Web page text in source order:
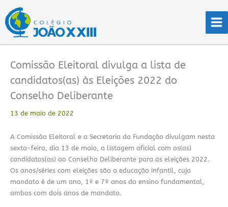
para
conteúdo
Comissão Eleitoral divulga a lista de
candidatos(as) às Eleições 2022 do
Conselho Deliberante
13 de maio de 2022
A Comissão Eleitoral e a Secretaria da Fundação divulgam nesta
sexta-feira, dia 13 de maio, a listagem oficial com os(as)
candidatos(as) ao Conselho Deliberante para as eleições 2022.
Os anos/séries com eleições são a educação infantil, cujo
mandato é de um ano, 1º e 7º anos do ensino fundamental,
ambos com dois anos de mandato.